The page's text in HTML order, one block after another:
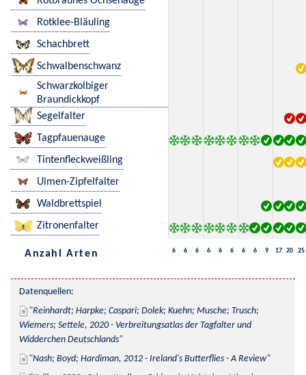
Rotklee-Bläuling
Schachbrett
Schwalbenschwanz
Schwarzkolbiger
Braundickkopf
Segelfalter
Tagpfauenauge
Tintenfleckweißling
Ulmen-Zipfelfalter
Waldbrettspiel
Zitronenfalter
Anzahl Arten 6 6 6 6 6 6 6 6 9 17 20 25
Datenquellen:
Reinhardt; Harpke; Caspari; Dolek; Kuehn; Musche; Trusch;
Wiemers; Settele, 2020 - Verbreitungsatlas der Tagfalter und
Widderchen Deutschlands
Nash; Boyd; Hardiman, 2012 - Ireland's Butterflies - A Review